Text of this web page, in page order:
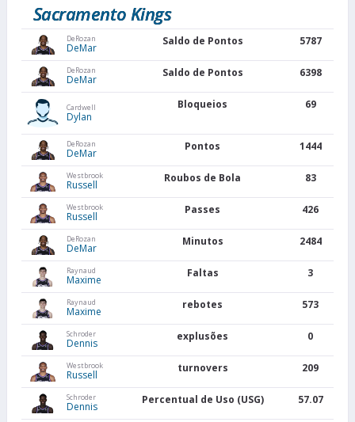
Sacramento Kings
DeRozan
DeMar
Saldo de Pontos 5787
DeRozan
DeMar
Saldo de Pontos 6398
Cardwell
Dylan
Bloqueios 69
DeRozan
DeMar
Pontos 1444
Westbrook
Russell
Roubos de Bola 83
Westbrook
Russell
Passes 426
DeRozan
DeMar
Minutos 2484
Raynaud
Maxime
Faltas 3
Raynaud
Maxime
rebotes 573
Schroder
Dennis
explusões 0
Westbrook
Russell
turnovers 209
Schroder
Dennis
Percentual de Uso (USG) 57.07